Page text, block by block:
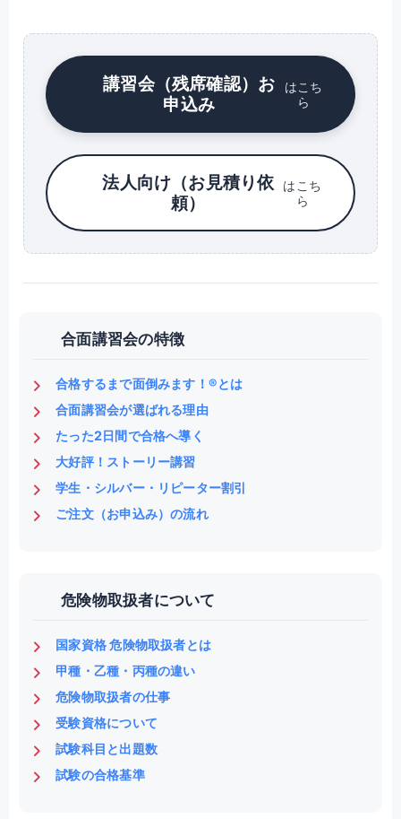
講習会（残席確認）お
申込み
はこち
ら
法人向け（お見積り依
頼）
はこち
ら
合面講習会の特徴
合格するまで面倒みます！®とは
合面講習会が選ばれる理由
たった2日間で合格へ導く
大好評！ストーリー講習
学生・シルバー・リピーター割引
ご注文（お申込み）の流れ
危険物取扱者について
国家資格 危険物取扱者とは
甲種・乙種・丙種の違い
危険物取扱者の仕事
受験資格について
試験科目と出題数
試験の合格基準